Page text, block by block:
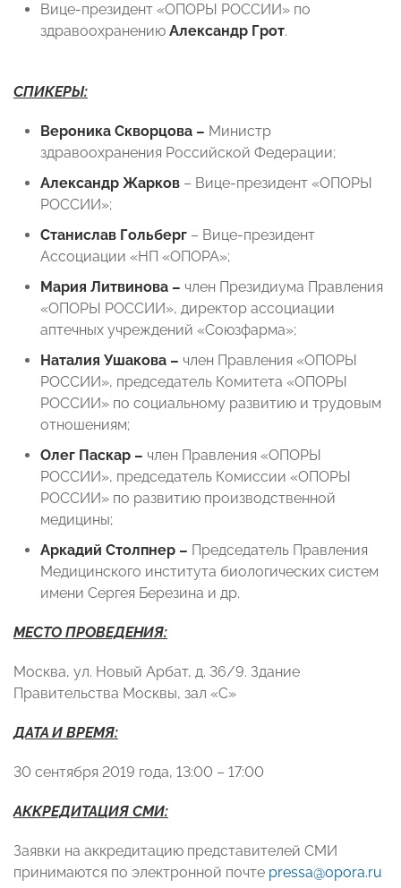
Вице-президент «ОПОРЫ РОССИИ» по
здравоохранению Александр Грот.
СПИКЕРЫ:
Вероника Скворцова – Министр
здравоохранения Российской Федерации;
Александр Жарков – Вице-президент «ОПОРЫ
РОССИИ»;
Станислав Гольберг – Вице-президент
Ассоциации «НП «ОПОРА»;
Мария Литвинова – член Президиума Правления
«ОПОРЫ РОССИИ», директор ассоциации
аптечных учреждений «Союзфарма»;
Наталия Ушакова – член Правления «ОПОРЫ
РОССИИ», председатель Комитета «ОПОРЫ
РОССИИ» по социальному развитию и трудовым
отношениям;
Олег Паскар – член Правления «ОПОРЫ
РОССИИ», председатель Комиссии «ОПОРЫ
РОССИИ» по развитию производственной
медицины;
Аркадий Столпнер – Председатель Правления
Медицинского института биологических систем
имени Сергея Березина и др.
МЕСТО ПРОВЕДЕНИЯ:
Москва, ул. Новый Арбат, д. 36/9. Здание
Правительства Москвы, зал «С»
ДАТА И ВРЕМЯ:
30 сентября 2019 года, 13:00 – 17:00
АККРЕДИТАЦИЯ СМИ:
Заявки на аккредитацию представителей СМИ
принимаются по электронной почте pressa@opora.ru